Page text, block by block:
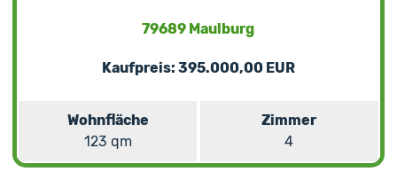
79689 Maulburg
Kaufpreis: 395.000,00 EUR
Wohnfläche
123 qm
Zimmer
4